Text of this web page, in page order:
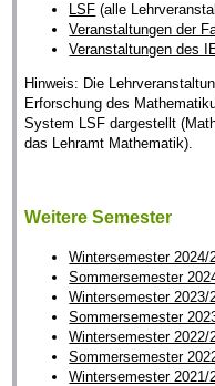
LSF (alle
Veranstaltungen der
Veranstaltungen des
Hinweis: Die
Erforschung des
System LSF dargestellt
das Lehramt Mathematik).
Weitere Semester
Wintersemester 2024/
Sommersemester
Wintersemester 2023/
Sommersemester
Wintersemester 2022/
Sommersemester
Wintersemester 2021/